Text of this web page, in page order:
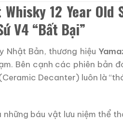
12 Year
V4 “Bất Bại”
Nhật Bản, thương hiệu
Bên cạnh các phiên bản
Decanter) luôn là
báu vật lưu niệm thể